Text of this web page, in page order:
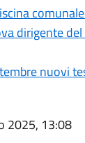
dirigente
nuovi
2025, 13:08